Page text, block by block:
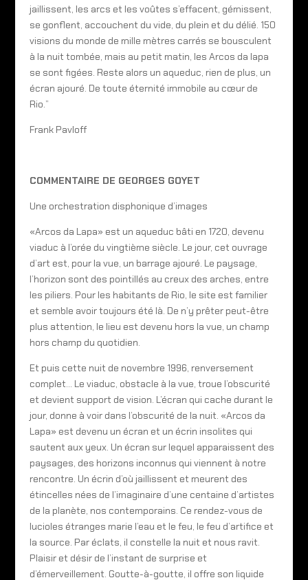
jaillissent, les arcs et les voûtes s’effacent, gémissent,
se gonflent, accouchent du vide, du plein et du délié. 150
visions du monde de mille mètres carrés se bousculent
à la nuit tombée, mais au petit matin, les Arcos da lapa
se sont figées. Reste alors un aqueduc, rien de plus, un
écran ajouré. De toute éternité immobile au cœur de
Rio.”
Frank Pavloff
COMMENTAIRE DE GEORGES GOYET
Une orchestration disphonique d’images
«Arcos da Lapa» est un aqueduc bâti en 1720, devenu
viaduc à l’orée du vingtième siècle. Le jour, cet ouvrage
d’art est, pour la vue, un barrage ajouré. Le paysage,
l’horizon sont des pointillés au creux des arches, entre
les piliers. Pour les habitants de Rio, le site est familier
et semble avoir toujours été là. De n’y prêter peut-être
plus attention, le lieu est devenu hors la vue, un champ
hors champ du quotidien.
Et puis cette nuit de novembre 1996, renversement
complet… Le viaduc, obstacle à la vue, troue l’obscurité
et devient support de vision. L’écran qui cache durant le
jour, donne à voir dans l’obscurité de la nuit. «Arcos da
Lapa» est devenu un écran et un écrin insolites qui
sautent aux yeux. Un écran sur lequel apparaissent des
paysages, des horizons inconnus qui viennent à notre
rencontre. Un écrin d’où jaillissent et meurent des
étincelles nées de l’imaginaire d’une centaine d’artistes
de la planète, nos contemporains. Ce rendez-vous de
lucioles étranges marie l’eau et le feu, le feu d’artifice et
la source. Par éclats, il constelle la nuit et nous ravit.
Plaisir et désir de l’instant de surprise et
d’émerveillement. Goutte-à-goutte, il offre son liquide